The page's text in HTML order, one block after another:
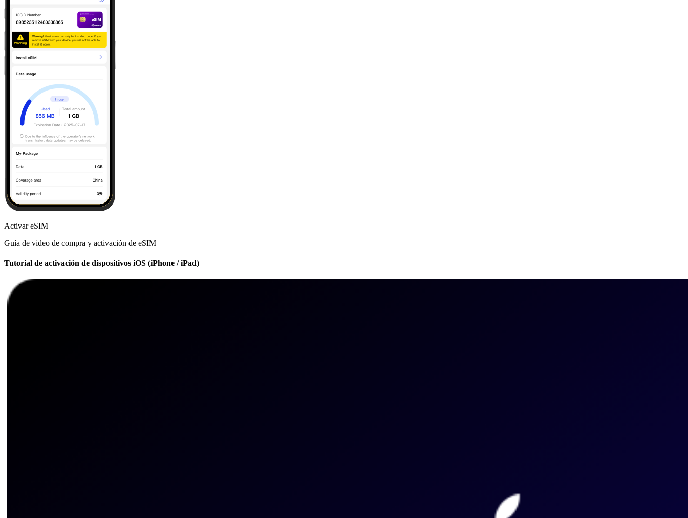
Activar eSIM
Guía de video de compra y activación de eSIM
Tutorial de activación de dispositivos iOS (iPhone / iPad)